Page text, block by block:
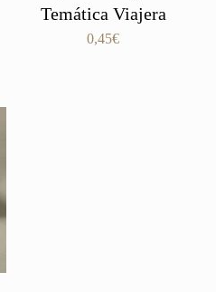
Temática Viajera
0,45€